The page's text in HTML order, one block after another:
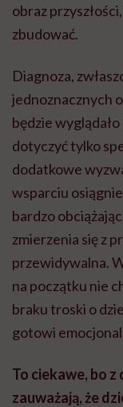
obraz
zbudować.
Diagnoza,
jednoznacznych
będzie
dotyczyć tylko
dodatkowe
wsparciu
bardzo
zmierzenia się z
przewidywalna.
na początku nie
braku troski o
gotowi
To ciekawe, bo
zauważają, że